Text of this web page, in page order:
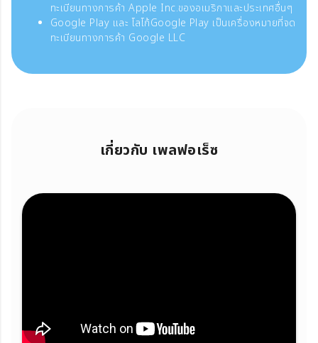
ทะเบียนทางการค้า Apple Inc.ของอเมริกาและประเทศอื่นๆ
Google Play และ โลโก้Google Play เป็นเครื่องหมายที่จด
ทะเบียนทางการค้า Google LLC
เกี่ยวกับ เพลฟอเร็ซ